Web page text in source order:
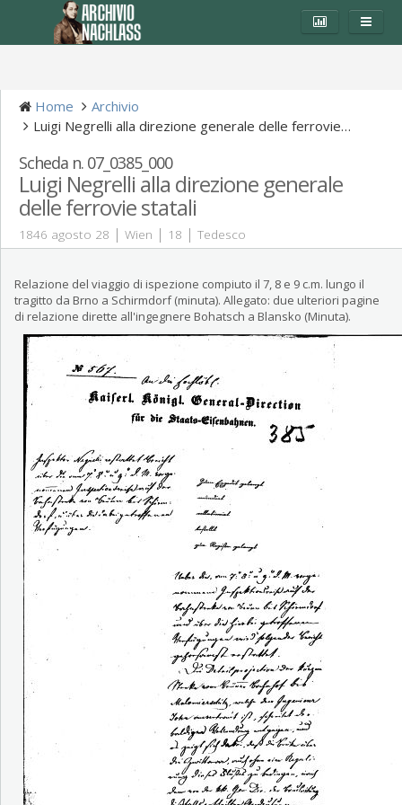
Home
Archivio
Luigi Negrelli alla direzione generale delle ferrovie…
Scheda n. 07_0385_000
Luigi Negrelli alla direzione generale
delle ferrovie statali
1846 agosto 28 | Wien | 18 | Tedesco
Relazione del viaggio di ispezione compiuto il 7, 8 e 9 c.m. lungo il
tragitto da Brno a Schirmdorf (minuta). Allegato: due ulteriori pagine
di relazione dirette all'ingegnere Bohatsch a Blansko (Minuta).